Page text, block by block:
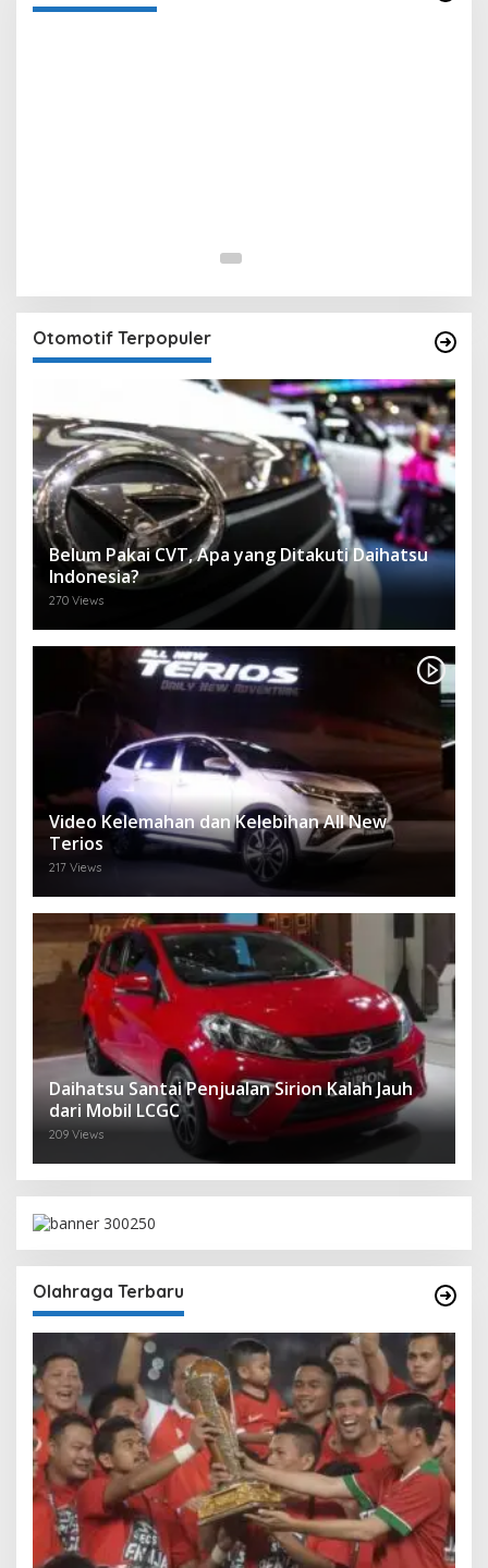
Otomotif Terpopuler
Belum Pakai CVT, Apa yang Ditakuti Daihatsu
Indonesia?
270 Views
Video Kelemahan dan Kelebihan All New
Terios
217 Views
Daihatsu Santai Penjualan Sirion Kalah Jauh
dari Mobil LCGC
209 Views
Olahraga Terbaru